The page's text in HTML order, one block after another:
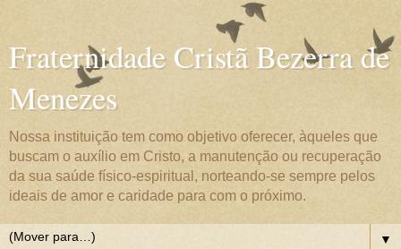
Fraternidade Cristã Bezerra de
Menezes
Nossa instituição tem como objetivo oferecer, àqueles que
buscam o auxílio em Cristo, a manutenção ou recuperação
da sua saúde físico-espiritual, norteando-se sempre pelos
ideais de amor e caridade para com o próximo.
▼